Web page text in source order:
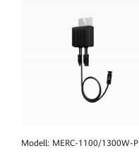
Lösung
FusionSolar
Modell: MERC-1100/1300W-P